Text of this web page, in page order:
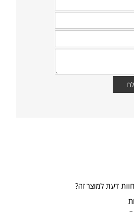
דעת למוצר זה?